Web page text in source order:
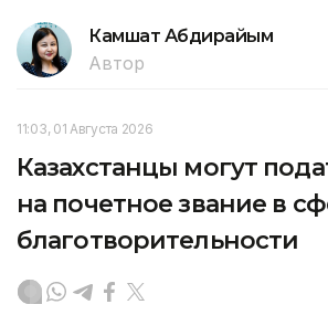
Камшат Абдирайым
Автор
11:03, 01 Августа 2026
Казахстанцы могут
на почетное звание в
благотворительности